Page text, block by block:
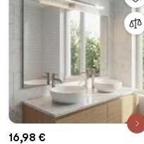
16,98 €